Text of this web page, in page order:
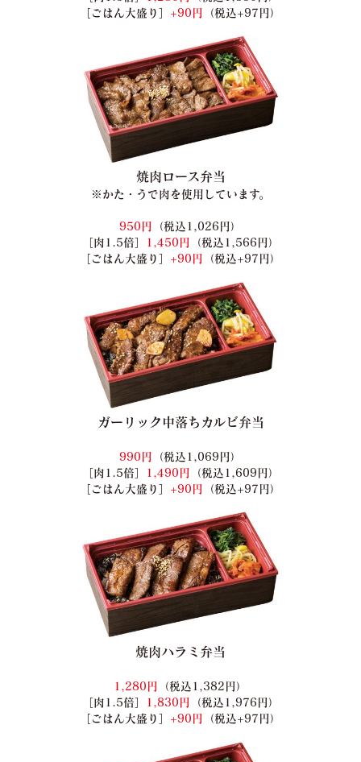
［ごはん大盛り］ +90円 （税込+97円）
焼肉ロース弁当
※かた・うで肉を使用しています。
950円 （税込1,026円）
［肉1.5倍］
1,450円 （税込1,566円）
［ごはん大盛り］ +90円 （税込+97円）
ガーリック中落ちカルビ弁当
990円 （税込1,069円）
［肉1.5倍］
1,490円 （税込1,609円）
［ごはん大盛り］ +90円 （税込+97円）
焼肉ハラミ弁当
1,280円 （税込1,382円）
［肉1.5倍］
1,830円 （税込1,976円）
［ごはん大盛り］ +90円 （税込+97円）